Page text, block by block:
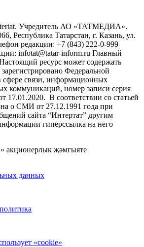
Учредитель АО «ТАТМЕДИА».
Республика Татарстан, г. Казань, ул.
редакции: +7 (843) 222-0-999
infotat@tatar-inform.ru Главный
ресурс может содержать
Федеральной
сфере связи, информационных
коммуникаций, номер записи серия
В соответствии со статьей
о СМИ от 27.12.1991 года при
сайта “Интертат” другим
гиперссылка на него
җәмгыяте
данных
«cookie»